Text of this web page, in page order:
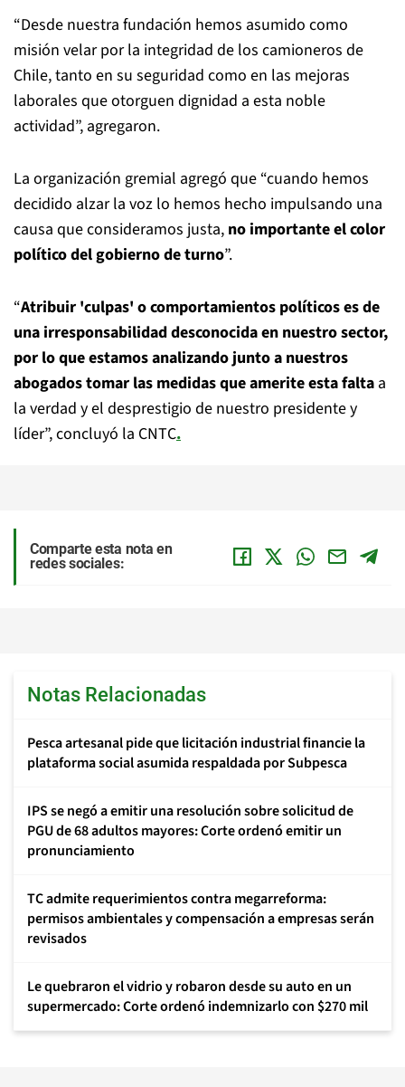
“Desde nuestra fundación hemos asumido como
misión velar por la integridad de los camioneros de
Chile, tanto en su seguridad como en las mejoras
laborales que otorguen dignidad a esta noble
actividad”, agregaron.
La organización gremial agregó que “cuando hemos
decidido alzar la voz lo hemos hecho impulsando una
causa que consideramos justa, no importante el color
político del gobierno de turno”.
“Atribuir 'culpas' o comportamientos políticos es de
una irresponsabilidad desconocida en nuestro sector,
por lo que estamos analizando junto a nuestros
abogados tomar las medidas que amerite esta falta a
la verdad y el desprestigio de nuestro presidente y
líder”, concluyó la CNTC.
Comparte esta nota en
redes sociales:
Notas Relacionadas
Pesca artesanal pide que licitación industrial financie la
plataforma social asumida respaldada por Subpesca
IPS se negó a emitir una resolución sobre solicitud de
PGU de 68 adultos mayores: Corte ordenó emitir un
pronunciamiento
TC admite requerimientos contra megarreforma:
permisos ambientales y compensación a empresas serán
revisados
Le quebraron el vidrio y robaron desde su auto en un
supermercado: Corte ordenó indemnizarlo con $270 mil